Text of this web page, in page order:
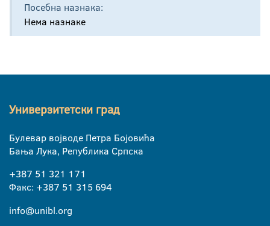
Посебна назнака:
Нема назнаке
Универзитетски град
Булевар војводе Петра Бојовића
Бања Лука, Република Српска
+387 51 321 171
Факс: +387 51 315 694
info@unibl.org